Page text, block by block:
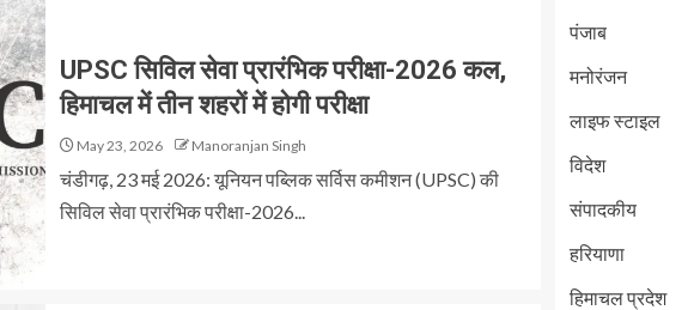
UPSC सिविल सेवा प्रारंभिक परीक्षा-2026 कल,
हिमाचल में तीन शहरों में होगी परीक्षा
May 23, 2026 Manoranjan Singh
चंडीगढ़, 23 मई 2026: यूनियन पब्लिक सर्विस कमीशन (UPSC) की
सिविल सेवा प्रारंभिक परीक्षा-2026...
पंजाब
मनोरंजन
लाइफ स्टाइल
विदेश
संपादकीय
हरियाणा
हिमाचल प्रदेश